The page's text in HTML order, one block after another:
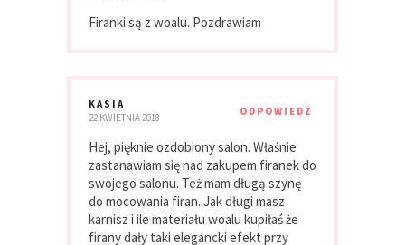
Firanki są z woalu. Pozdrawiam
KASIA
22 KWIETNIA 2018
ODPOWIEDZ
Hej, pięknie ozdobiony salon. Właśnie
zastanawiam się nad zakupem firanek do
swojego salonu. Też mam długą szynę
do mocowania firan. Jak długi masz
karnisz i ile materiału woalu kupiłaś że
firany dały taki elegancki efekt przy